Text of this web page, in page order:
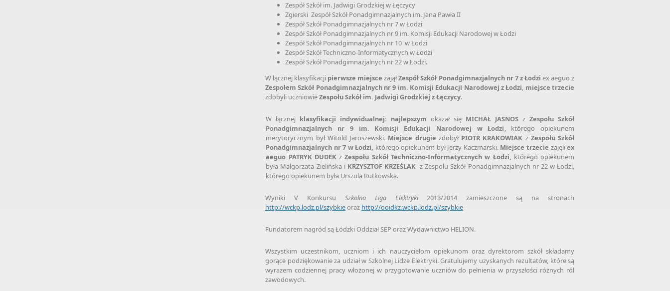
Zespół Szkół im. Jadwigi Grodzkiej w Łęczycy
Zgierski Zespół Szkół Ponadgimnazjalnych im. Jana Pawła II
Zespół Szkół Ponadgimnazjalnych nr 7 w Łodzi
Zespół Szkół Ponadgimnazjalnych nr 9 im. Komisji Edukacji Narodowej w Łodzi
Zespół Szkół Ponadgimnazjalnych nr 10 w Łodzi
Zespół Szkół Techniczno-Informatycznych w Łodzi
Zespół Szkół Ponadgimnazjalnych nr 22 w Łodzi.
W łącznej klasyfikacji pierwsze miejscezająłZespół Szkół Ponadgimnazjalnych nr 7 z Łodzi ex aeguo z
Zespołem Szkół Ponadgimnazjalnych nr 9 im. Komisji Edukacji Narodowej z Łodzi, miejsce trzecie
zdobyli uczniowieZespołu Szkół im. Jadwigi Grodzkiej z Łęczycy.
W łącznej klasyfikacji indywidualnej: najlepszym okazał się MICHAŁ JASNOS zZespołu Szkół
Ponadgimnazjalnych nr 9 im. Komisji Edukacji Narodowej
w Łodzi, którego opiekunem
merytorycznym był Witold Jaroszewski. Miejsce drugie zdobył PIOTR KRAKOWIAK z Zespołu Szkół
Ponadgimnazjalnych nr 7 w Łodzi, którego opiekunem był Jerzy Kaczmarski.Miejsce trzecie zajęliex
aeguo PATRYK DUDEK zZespołu Szkół Techniczno-Informatycznych w Łodzi, którego opiekunem
była Małgorzata Zielińska i KRZYSZTOF KRZEŚLAKz Zespołu Szkół Ponadgimnazjalnych nr 22 w Łodzi,
którego opiekunem była Urszula Rutkowska.
Wyniki V Konkursu Szkolna Liga Elektryki2013/2014 zamieszczone są na stronach
http://wckp.lodz.pl/szybkieoraz http://ooidkz.wckp.lodz.pl/szybkie
Fundatorem nagród są Łódzki Oddział SEP oraz Wydawnictwo HELION.
Wszystkim uczestnikom, uczniom i ich nauczycielom opiekunom oraz dyrektorom szkół składamy
gorące podziękowanie za udział w Szkolnej Lidze Elektryki. Gratulujemy uzyskanych rezultatów, które są
wyrazem codziennej pracy włożonej w przygotowanie uczniów do pełnienia w przyszłości różnych ról
zawodowych.